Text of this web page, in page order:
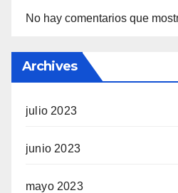
No hay comentarios que
Archives
julio 2023
junio 2023
mayo 2023